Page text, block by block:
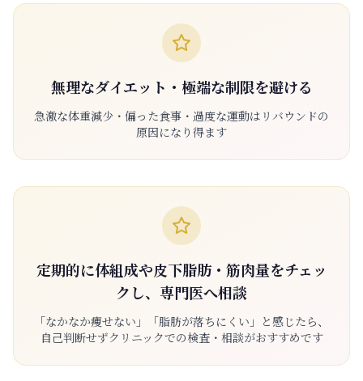
無理なダイエット・極端な制限を避ける
急激な体重減少・偏った食事・過度な運動はリバウンドの
原因になり得ます
定期的に体組成や皮下脂肪・筋肉量をチェッ
クし、専門医へ相談
「なかなか痩せない」「脂肪が落ちにくい」と感じたら、
自己判断せずクリニックでの検査・相談がおすすめです